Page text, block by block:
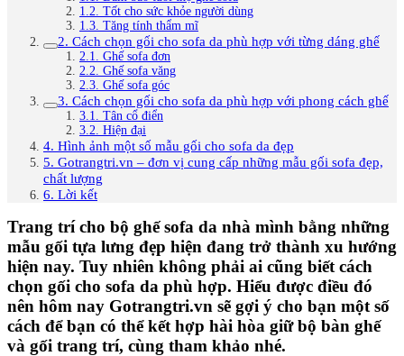
1.2. Tốt cho sức khỏe người dùng
1.3. Tăng tính thẩm mĩ
2. Cách chọn gối cho sofa da phù hợp với từng dáng ghế
2.1. Ghế sofa đơn
2.2. Ghế sofa văng
2.3. Ghế sofa góc
3. Cách chọn gối cho sofa da phù hợp với phong cách ghế
3.1. Tân cổ điển
3.2. Hiện đại
4. Hình ảnh một số mẫu gối cho sofa da đẹp
5. Gotrangtri.vn – đơn vị cung cấp những mẫu gối sofa đẹp,
chất lượng
6. Lời kết
Trang trí cho bộ ghế sofa da nhà mình bằng những
mẫu gối tựa lưng đẹp hiện đang trở thành xu hướng
hiện nay. Tuy nhiên không phải ai cũng biết cách
chọn gối cho sofa da phù hợp. Hiểu được điều đó
nên hôm nay Gotrangtri.vn sẽ gợi ý cho bạn một số
cách để bạn có thể kết hợp hài hòa giữ bộ bàn ghế
và gối trang trí, cùng tham khảo nhé.